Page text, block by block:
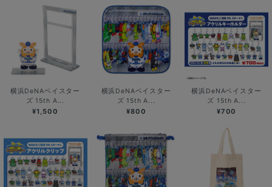
横浜DeNAベイスター
ズ 15th A...
¥1,500
横浜DeNAベイスター
ズ 15th A...
¥800
横浜DeNAベイスター
ズ 15th A...
¥700